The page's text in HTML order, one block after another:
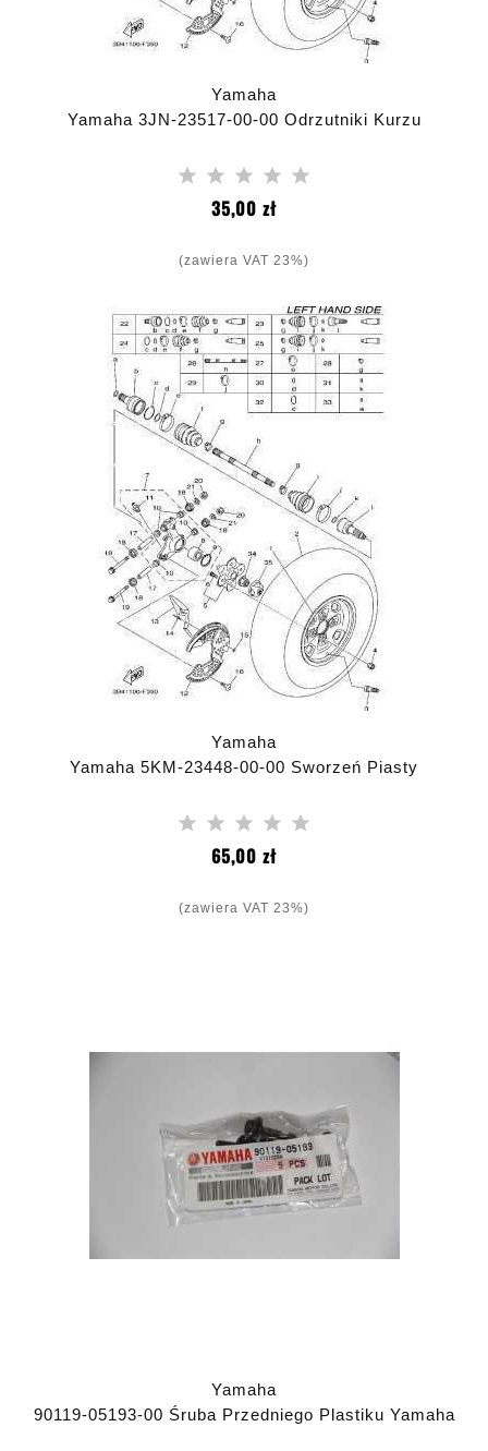
Yamaha
Yamaha 3JN-23517-00-00 Odrzutniki Kurzu
35,00 złCena
(zawiera VAT 23%)
Yamaha
Yamaha 5KM-23448-00-00 Sworzeń Piasty
65,00 złCena
(zawiera VAT 23%)
Yamaha
90119-05193-00 Śruba Przedniego Plastiku Yamaha